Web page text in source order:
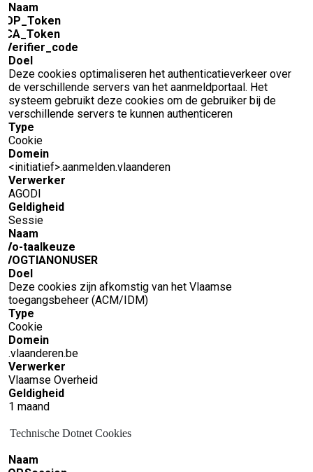
Naam
OP_Token
CA_Token
Verifier_code
Doel
Deze cookies optimaliseren het authenticatieverkeer over
de verschillende servers van het aanmeldportaal. Het
systeem gebruikt deze cookies om de gebruiker bij de
verschillende servers te kunnen authenticeren
Type
Cookie
Domein
<initiatief>.aanmelden.vlaanderen
Verwerker
AGODI
Geldigheid
Sessie
Naam
Vo-taalkeuze
VOGTIANONUSER
Doel
Deze cookies zijn afkomstig van het Vlaamse
toegangsbeheer (ACM/IDM)
Type
Cookie
Domein
.vlaanderen.be
Verwerker
Vlaamse Overheid
Geldigheid
1 maand
Technische Dotnet Cookies
Naam